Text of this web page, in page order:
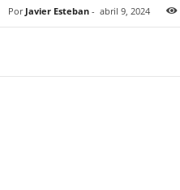
Por Javier Esteban - abril 9, 2024